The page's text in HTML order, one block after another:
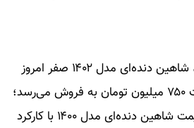
در آگهی‌های بازار خودرو، شاهین دنده‌ای مدل ۱۴۰۲ صفر امروز
بیست و هفتم اردیبهشت ۷۵۰ میلیون تومان به فروش می‌رسد؛
این در حالی است که قیمت شاهین دنده‌ای مدل ۱۴۰۰ با کارکرد